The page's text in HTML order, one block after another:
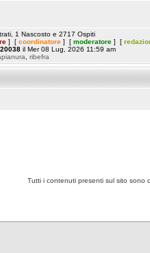
1 Nascosto e 2717 Ospiti
] [ coordinatore ] [ moderatore ] [
20038 il Mer 08 Lug, 2026 11:59 am
ribefra
Tutti i contenuti presenti sul sito sono